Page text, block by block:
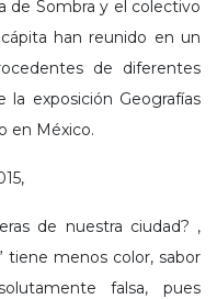
de Sombra y el colectivo
han reunido en un
de diferentes
exposición Geografías
en México.
de nuestra ciudad? ,
tiene menos color, sabor
falsa, pues